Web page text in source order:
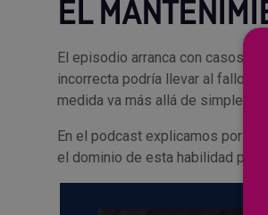
EL
El episodio arranca con casos
incorrecta podría llevar al fallo
medida va más allá de simples
En el podcast explicamos por
el dominio de esta habilidad